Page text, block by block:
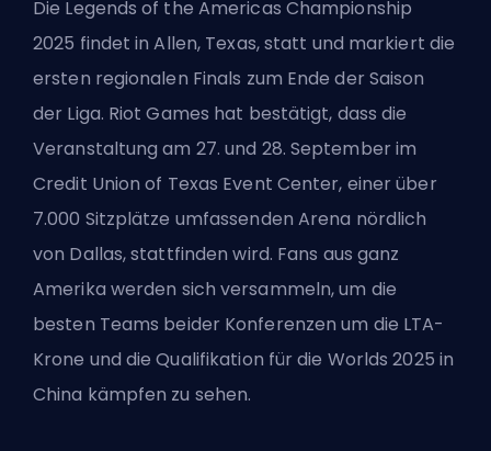
Die Legends of the Americas Championship
2025 findet in Allen, Texas, statt und markiert die
ersten regionalen Finals zum Ende der Saison
der Liga. Riot Games hat bestätigt, dass die
Veranstaltung am 27. und 28. September im
Credit Union of Texas Event Center, einer über
7.000 Sitzplätze umfassenden Arena nördlich
von Dallas, stattfinden wird. Fans aus ganz
Amerika werden sich versammeln, um die
besten Teams beider Konferenzen um die LTA-
Krone und die Qualifikation für die Worlds 2025 in
China kämpfen zu sehen.